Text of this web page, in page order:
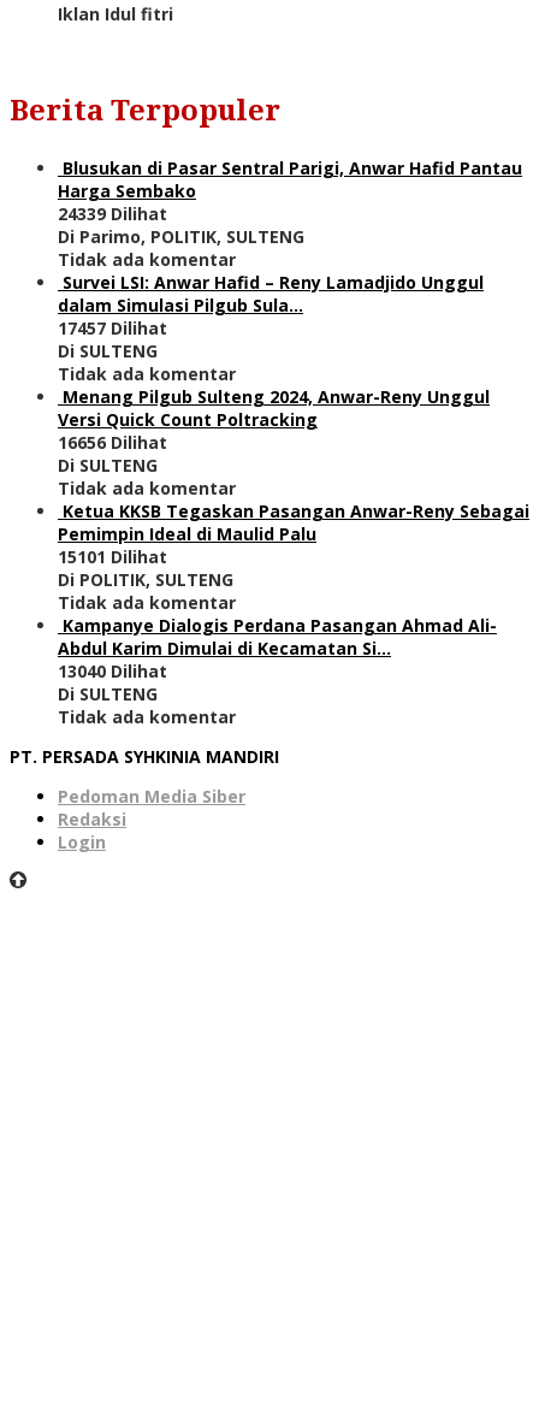
Iklan Idul fitri
Berita Terpopuler
Blusukan di Pasar Sentral Parigi, Anwar Hafid Pantau
Harga Sembako
24339 Dilihat
Di Parimo, POLITIK, SULTENG
Tidak ada komentar
Survei LSI: Anwar Hafid – Reny Lamadjido Unggul
dalam Simulasi Pilgub Sula…
17457 Dilihat
Di SULTENG
Tidak ada komentar
Menang Pilgub Sulteng 2024, Anwar-Reny Unggul
Versi Quick Count Poltracking
16656 Dilihat
Di SULTENG
Tidak ada komentar
Ketua KKSB Tegaskan Pasangan Anwar-Reny Sebagai
Pemimpin Ideal di Maulid Palu
15101 Dilihat
Di POLITIK, SULTENG
Tidak ada komentar
Kampanye Dialogis Perdana Pasangan Ahmad Ali-
Abdul Karim Dimulai di Kecamatan Si…
13040 Dilihat
Di SULTENG
Tidak ada komentar
PT. PERSADA SYHKINIA MANDIRI
Pedoman Media Siber
Redaksi
Login